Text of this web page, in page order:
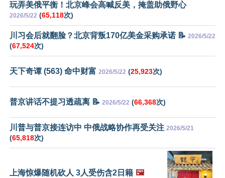
玩弄美俄平衡！北京峰会高喊反美，掩盖助俄野心
2026/5/22 (65,118次)
川习会后就翻脸？北京背叛170亿美金采购承诺 📝 2026/5/22
(67,524次)
天下奇谭 (563) 命中财富 2026/5/22 (25,923次)
普京讲话不提习透疏离 📝 2026/5/22 (66,368次)
川普与普京接连访中 中俄战略协作再受关注 2026/5/21
(65,818次)
上海惊爆随机砍人 3人受伤含2日籍 🖼️